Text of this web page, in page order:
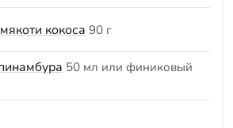
кокоса 90 г
50 мл или финиковый